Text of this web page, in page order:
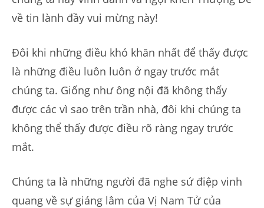
về tin lành đầy vui mừng này!
Đôi khi những điều khó khăn nhất để thấy được
là những điều luôn luôn ở ngay trước mắt
chúng ta. Giống như ông nội đã không thấy
được các vì sao trên trần nhà, đôi khi chúng ta
không thể thấy được điều rõ ràng ngay trước
mắt.
Chúng ta là những người đã nghe sứ điệp vinh
quang về sự giáng lâm của Vị Nam Tử của